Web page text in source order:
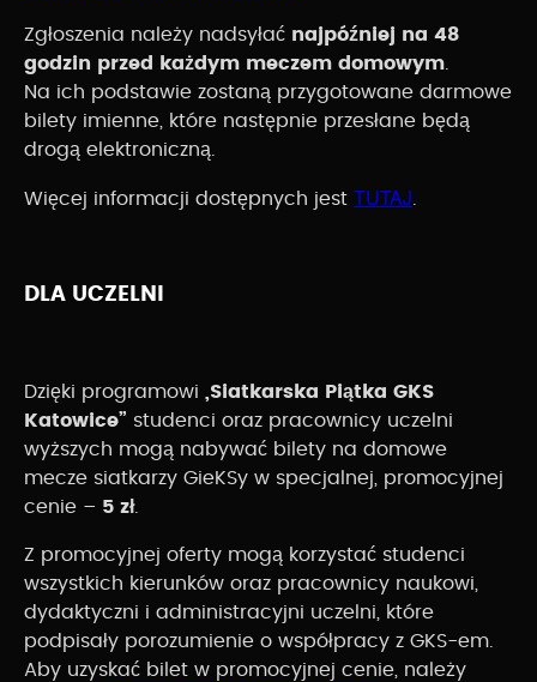
Zgłoszenia należy nadsyłać najpóźniej na 48
godzin przed każdym meczem domowym
Na ich podstawie zostaną przygotowane darmowe
bilety imienne, które następnie przesłane będą
drogą elektroniczną.
Więcej informacji dostępnych jest TUTAJ
DLA UCZELNI
Dzięki programowi
„Siatkarska Piątka GKS
Katowice” studenci oraz pracownicy uczelni
wyższych mogą nabywać bilety na domowe
mecze siatkarzy GieKSy w specjalnej, promocyjnej
cenie – 5 zł.
Z promocyjnej oferty mogą korzystać studenci
wszystkich kierunków oraz pracownicy naukowi,
dydaktyczni i administracyjni uczelni, które
podpisały porozumienie o współpracy z GKS-em.
Aby uzyskać bilet w promocyjnej cenie, należy